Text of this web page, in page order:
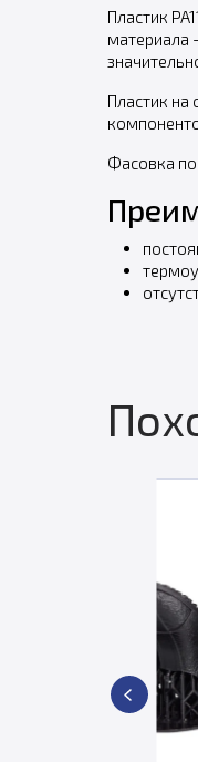
Пластик
материала
Пластик на
Фасовка